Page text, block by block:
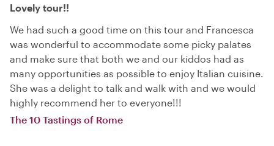
Lovely tour!!
We had such a good time on this tour and Francesca
was wonderful to accommodate some picky palates
and make sure that both we and our kiddos had as
many opportunities as possible to enjoy Italian cuisine.
She was a delight to talk and walk with and we would
highly recommend her to everyone!!!
The 10 Tastings of Rome